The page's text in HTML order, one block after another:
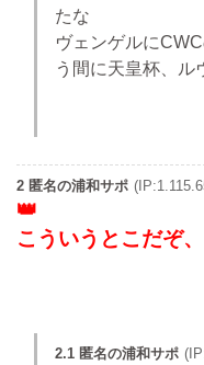
たな
ヴェンゲルに
う間に天皇杯、
2 匿名の浦和サポ
こういうとこだぞ、
2.1 匿名の浦和サポ